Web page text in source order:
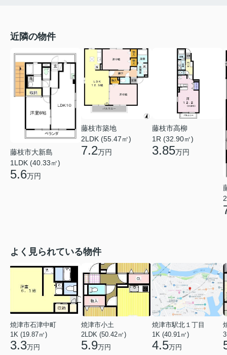
近隣の物件
藤枝市大新島
1LDK (40.33㎡)
5.6万円
藤枝市築地
2LDK (55.47㎡)
7.2万円
藤枝市高柳
1R (32.90㎡)
3.85万円
よく見られている物件
焼津市石津中町
1K (19.87㎡)
3.3万円
焼津市小土
2LDK (50.42㎡)
5.9万円
焼津市駅北１丁目
1K (40.91㎡)
4.5万円